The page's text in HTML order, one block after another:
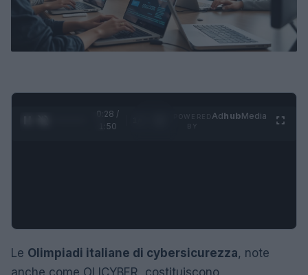
0:29 /
1:50
AdhubMedia
Le Olimpiadi italiane di cybersicurezza, note
anche come OLICYBER, costituiscono